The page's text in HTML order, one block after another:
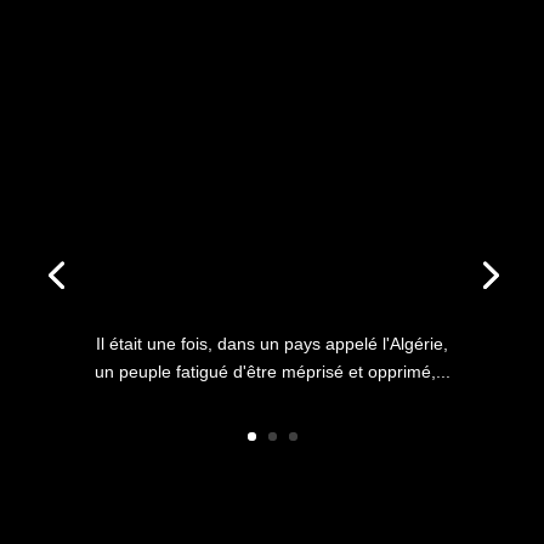
Il était une fois, dans un pays appelé l'Algérie,
un peuple fatigué d'être méprisé et opprimé,...